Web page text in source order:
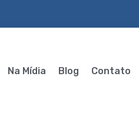
Na Mídia Blog Contato